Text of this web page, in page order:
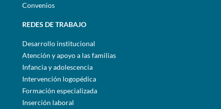
Convenios
REDES DE TRABAJO
Desarrollo institucional
Atención y apoyo a las familias
Infancia y adolescencia
Intervención logopédica
Formación especializada
Inserción laboral